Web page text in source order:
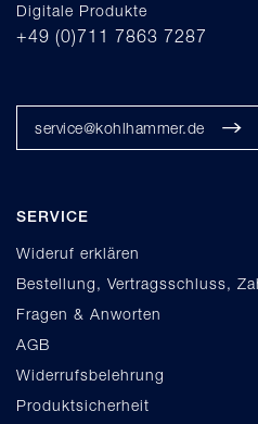
Digitale Produkte
+49 (0)711 7863 7287
service@kohlhammer.de
SERVICE
Wideruf erklären
Bestellung, Vertragsschluss,
Fragen & Anworten
AGB
Widerrufsbelehrung
Produktsicherheit